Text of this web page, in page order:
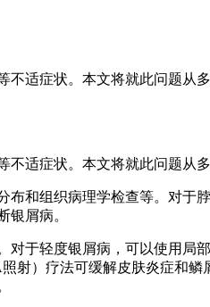
适症状。本文将就此问题从
适症状。本文将就此问题从
布和组织病理学检查等。对于
银屑病。
于轻度银屑病，可以使用局
）疗法可缓解皮肤炎症和鳞